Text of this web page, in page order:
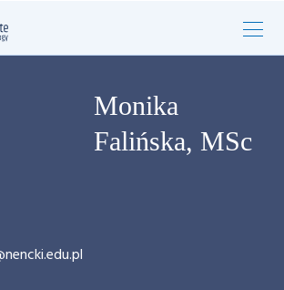
Monika
Falińska, MSc